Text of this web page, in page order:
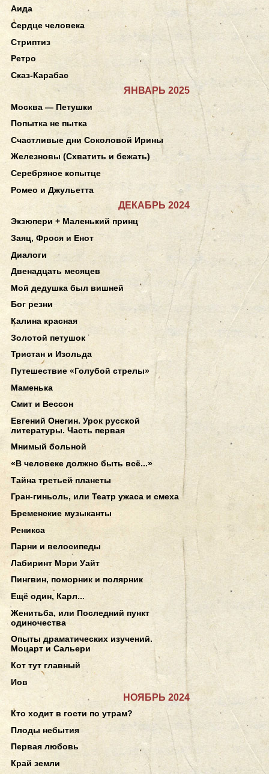
Аида
Сердце человека
Стриптиз
Ретро
Сказ-Карабас
ЯНВАРЬ 2025
Москва — Петушки
Попытка не пытка
Счастливые дни Соколовой Ирины
Железновы (Схватить и бежать)
Серебряное копытце
Ромео и Джульетта
ДЕКАБРЬ 2024
Экзюпери + Маленький принц
Заяц, Фрося и Енот
Диалоги
Двенадцать месяцев
Мой дедушка был вишней
Бог резни
Калина красная
Золотой петушок
Тристан и Изольда
Путешествие «Голубой стрелы»
Маменька
Смит и Вессон
Евгений Онегин. Урок русской
литературы. Часть первая
Мнимый больной
«В человеке должно быть всё...»
Тайна третьей планеты
Гран-гиньоль, или Театр ужаса и смеха
Бременские музыканты
Реникса
Парни и велосипеды
Лабиринт Мэри Уайт
Пингвин, поморник и полярник
Ещё один, Карл...
Женитьба, или Последний пункт
одиночества
Опыты драматических изучений.
Моцарт и Сальери
Кот тут главный
Иов
НОЯБРЬ 2024
Кто ходит в гости по утрам?
Плоды небытия
Первая любовь
Край земли